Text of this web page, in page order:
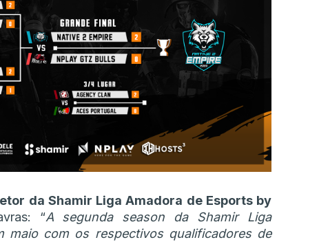
da Shamir Liga Amadora de Esports by
“A segunda season da Shamir Liga
maio com os respectivos qualificadores de